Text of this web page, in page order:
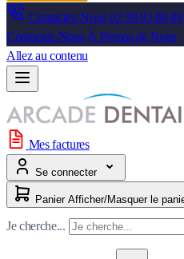
Contactez-Nous02 99 83 88 89
Contactez-Nous À Propos de Nous
Allez au contenu
Mes factures
Se connecter
Panier
Je cherche...